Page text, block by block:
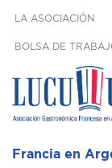
LA ASOCIACIÓN
BOLSA DE
Francia en